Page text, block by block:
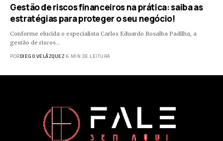
Gestão de riscos financeiros na prática: saiba as
estratégias para proteger o seu negócio!
Conforme elucida o especialista Carlos Eduardo Rosalba Padilha, a
gestão de riscos…
PORDIEGO VELÁZQUEZ 6 MIN DE LEITURA